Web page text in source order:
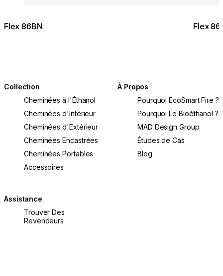
Flex 86BN Flex
Collection
Cheminées à l'Éthanol
Cheminées d'Intérieur
Cheminées d'Extérieur
Cheminées Encastrées
Cheminées Portables
Accessoires
À Propos
Pourquoi EcoSmart Fire ?
Pourquoi Le Bioéthanol ?
MAD Design Group
Études de Cas
Blog
Assistance
Trouver Des
Revendeurs